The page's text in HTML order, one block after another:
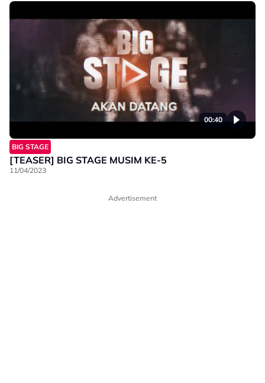
00:40
BIG STAGE
[TEASER] BIG STAGE MUSIM KE-5
11/04/2023
Advertisement